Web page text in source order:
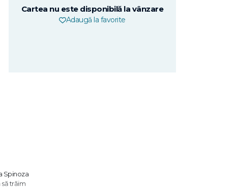
Cartea nu este disponibilă la vânzare
Adaugă la favorite
Spinoza
trăim